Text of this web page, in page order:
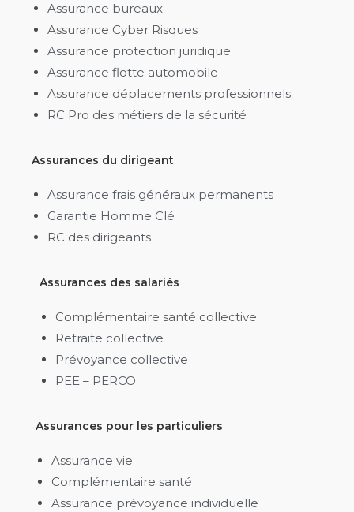
Assurance bureaux
Assurance Cyber Risques
Assurance protection juridique
Assurance flotte automobile
Assurance déplacements professionnels
RC Pro des métiers de la sécurité
Assurances du dirigeant
Assurance frais généraux permanents
Garantie Homme Clé
RC des dirigeants
Assurances des salariés
Complémentaire santé collective
Retraite collective
Prévoyance collective
PEE – PERCO
Assurances pour les particuliers
Assurance vie
Complémentaire santé
Assurance prévoyance individuelle